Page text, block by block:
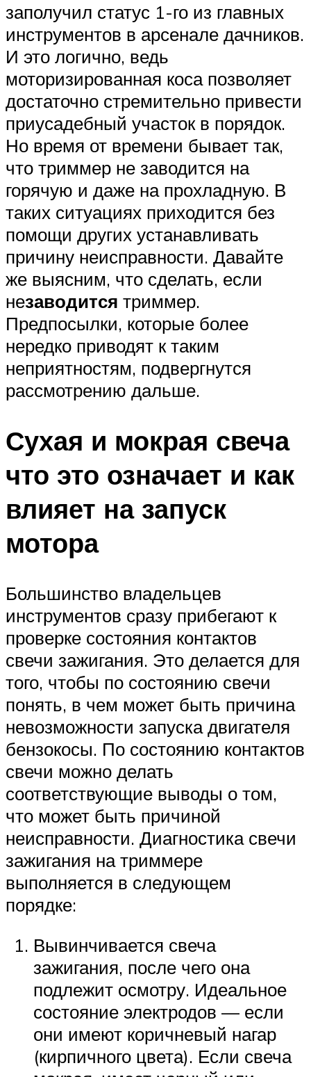
заполучил статус 1-го из главных
инструментов в арсенале дачников.
И это логично, ведь
моторизированная коса позволяет
достаточно стремительно привести
приусадебный участок в порядок.
Но время от времени бывает так,
что триммер не заводится на
горячую и даже на прохладную. В
таких ситуациях приходится без
помощи других устанавливать
причину неисправности. Давайте
же выясним, что сделать, если
незаводится триммер.
Предпосылки, которые более
нередко приводят к таким
неприятностям, подвергнутся
рассмотрению дальше.
Сухая и мокрая свеча
что это означает и как
влияет на запуск
мотора
Большинство владельцев
инструментов сразу прибегают к
проверке состояния контактов
свечи зажигания. Это делается для
того, чтобы по состоянию свечи
понять, в чем может быть причина
невозможности запуска двигателя
бензокосы. По состоянию контактов
свечи можно делать
соответствующие выводы о том,
что может быть причиной
неисправности. Диагностика свечи
зажигания на триммере
выполняется в следующем
порядке:
Вывинчивается свеча
зажигания, после чего она
подлежит осмотру. Идеальное
состояние электродов — если
они имеют коричневый нагар
(кирпичного цвета). Если свеча